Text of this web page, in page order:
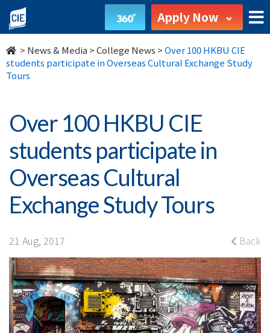
Over
100
HKBU
students
participate
in
Overseas
Cultural
Exchange
Study
Tours
Apply Now
> News & Media >College News >Over 100 HKBU CIE
students participate in Overseas Cultural Exchange Study
Tours
Over 100 HKBU CIE
students participate in
Overseas Cultural
Exchange Study Tours
21 Aug, 2017 Back